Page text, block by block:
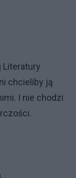
Literatury
chcieliby ją
I nie chodzi